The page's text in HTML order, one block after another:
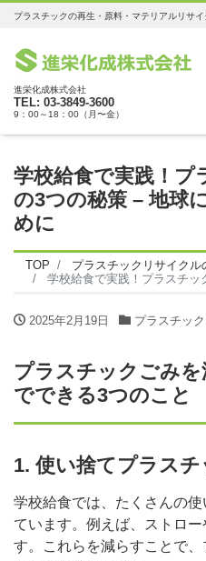
プラスチックの再生・原料・マテリアルリサ
進栄化成株式会社
TEL: 03-3849-3600
9：00～18：00（月〜金）
学校給食で実践！プ
の3つの秘策 – 地球
めに
TOP
プラスチックリサイクル
学校給食で実践！プラスチックごみ削減
2025年2月19日 プラスチッ
プラスチックごみ
でできる3つのこと
1. 使い捨てプラス
学校給食では、たくさんの
ています。例えば、ストロ
す。これらを減らすことで